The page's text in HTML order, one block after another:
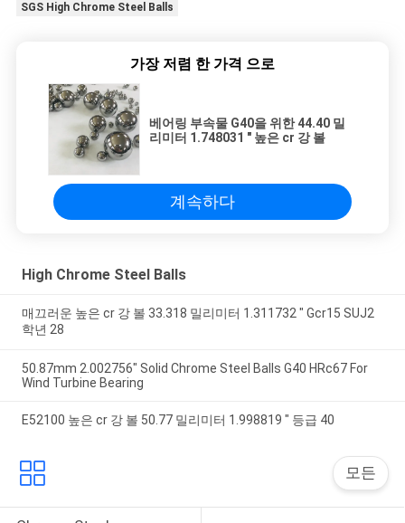
SGS High Chrome Steel Balls
가장 저렴 한 가격 으로
베어링 부속물 G40을 위한 44.40 밀
리미터 1.748031 " 높은 cr 강 볼
계속하다
High Chrome Steel Balls
매끄러운 높은 cr 강 볼 33.318 밀리미터 1.311732 " Gcr15 SUJ2
학년 28
50.87mm 2.002756" Solid Chrome Steel Balls G40 HRc67 For
Wind Turbine Bearing
E52100 높은 cr 강 볼 50.77 밀리미터 1.998819 " 등급 40
모든